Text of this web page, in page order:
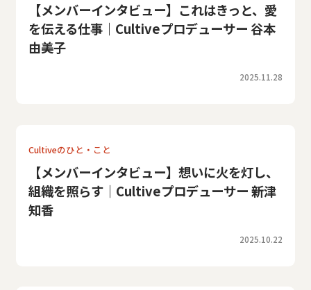
【メンバーインタビュー】これはきっと、愛
を伝える仕事｜Cultiveプロデューサー 谷本
由美子
2025.11.28
Cultiveのひと・こと
【メンバーインタビュー】想いに火を灯し、
組織を照らす｜Cultiveプロデューサー 新津
知香
2025.10.22